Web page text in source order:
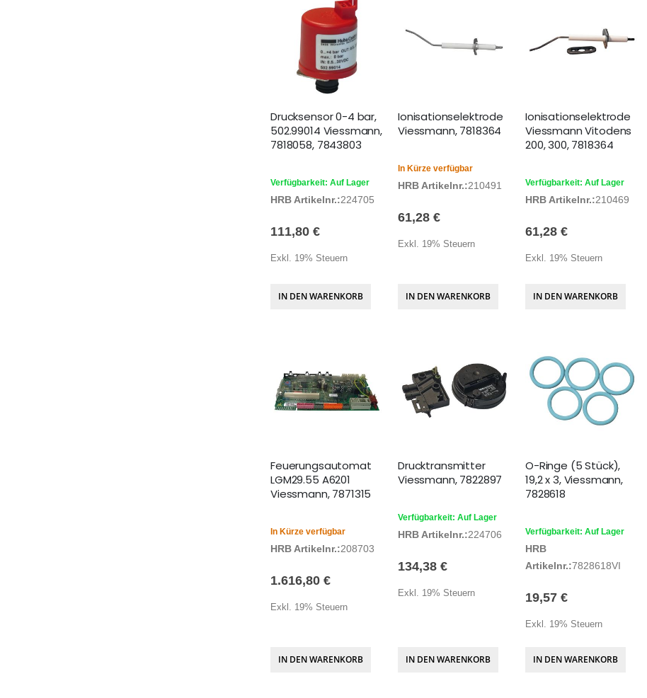
Drucksensor 0-4 bar,
502.99014 Viessmann,
7818058, 7843803
Verfügbarkeit: Auf Lager
HRB Artikelnr.:224705
111,80 €
Exkl. 19% Steuern
IN DEN WARENKORB
Ionisationselektrode
Viessmann, 7818364
In Kürze verfügbar
HRB Artikelnr.:210491
61,28 €
Exkl. 19% Steuern
IN DEN WARENKORB
Ionisationselektrode
Viessmann Vitodens
200, 300, 7818364
Verfügbarkeit: Auf Lager
HRB Artikelnr.:210469
61,28 €
Exkl. 19% Steuern
IN DEN WARENKORB
Feuerungsautomat
LGM29.55 A6201
Viessmann, 7871315
In Kürze verfügbar
HRB Artikelnr.:208703
1.616,80 €
Exkl. 19% Steuern
IN DEN WARENKORB
Drucktransmitter
Viessmann, 7822897
Verfügbarkeit: Auf Lager
HRB Artikelnr.:224706
134,38 €
Exkl. 19% Steuern
IN DEN WARENKORB
O-Ringe (5 Stück),
19,2 x 3, Viessmann,
7828618
Verfügbarkeit: Auf Lager
HRB
Artikelnr.:7828618VI
19,57 €
Exkl. 19% Steuern
IN DEN WARENKORB